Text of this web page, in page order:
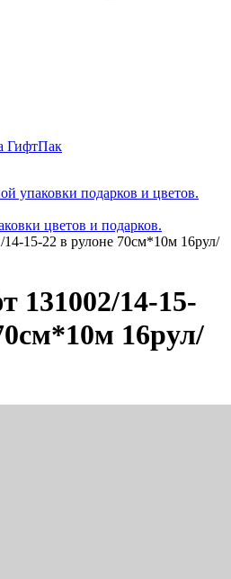
ГифтПак
упаковки подарков и цветов.
цветов и подарков.
14-15-22 в рулоне 70см*10м 16рул/
131002/14-15-
16рул/